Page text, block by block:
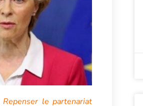
Repenser le partenariat